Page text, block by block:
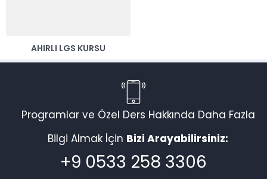
AHIRLI LGS KURSU
Programlar ve Özel Ders Hakkında Daha Fazla
Bilgi Almak İçin Bizi Arayabilirsiniz:
+9 0533 258 3306